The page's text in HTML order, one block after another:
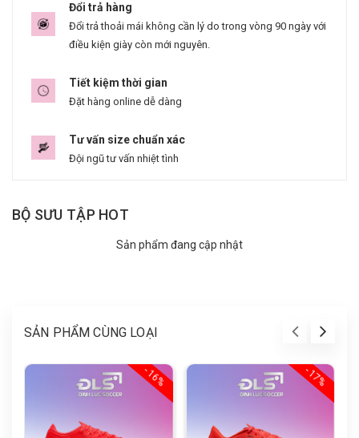
Đổi trả hàng
Đổi trả thoải mái không cần lý do trong vòng 90 ngày với
điều kiện giày còn mới nguyên.
Tiết kiệm thời gian
Đặt hàng online dễ dàng
Tư vấn size chuẩn xác
Đội ngũ tư vấn nhiệt tình
BỘ SƯU TẬP HOT
Sản phẩm đang cập nhật
SẢN PHẨM CÙNG LOẠI
- 16% - 17%